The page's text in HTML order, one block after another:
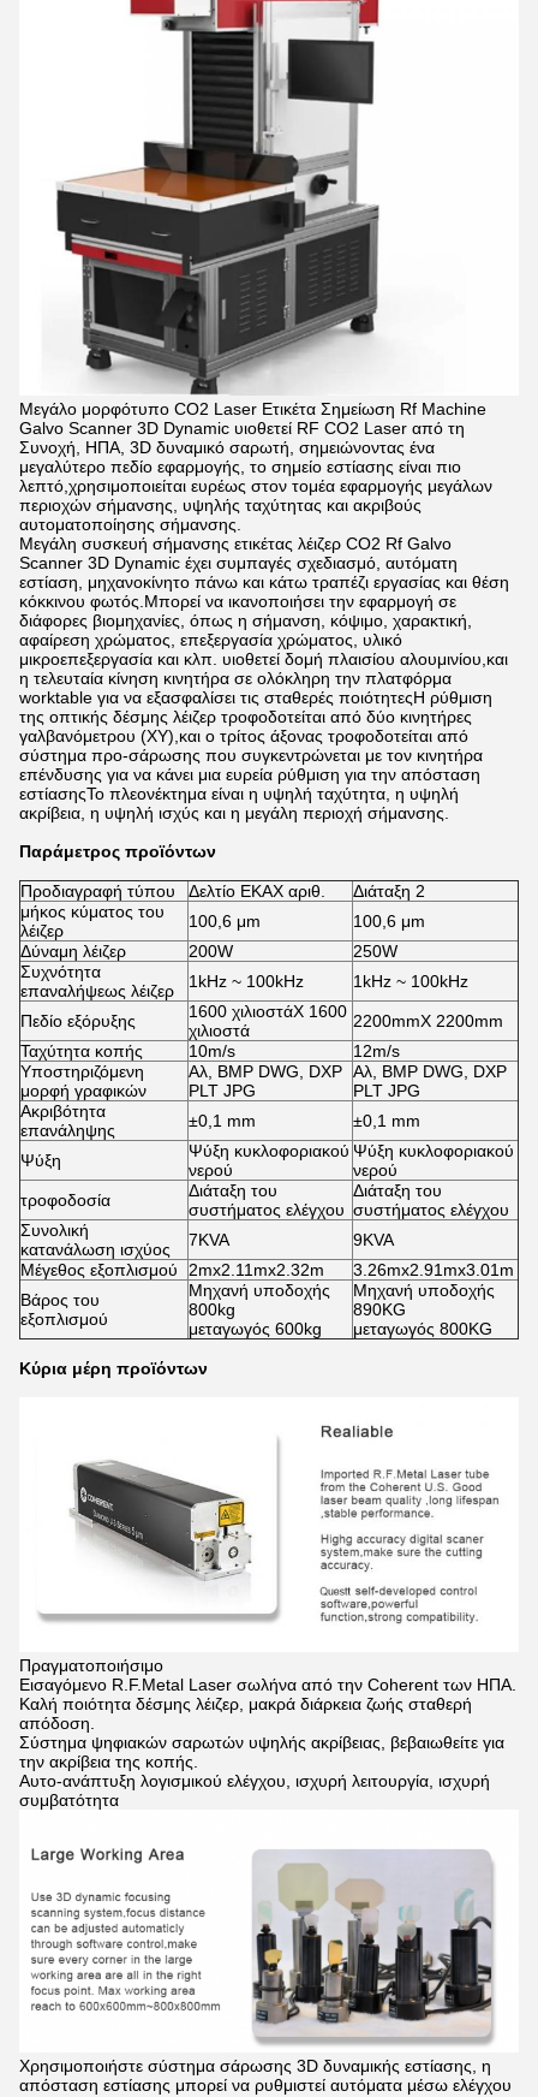
Μεγάλο μορφότυπο CO2 Laser Ετικέτα Σημείωση Rf Machine
Galvo Scanner 3D Dynamic υιοθετεί RF CO2 Laser από τη
Συνοχή, ΗΠΑ, 3D δυναμικό σαρωτή, σημειώνοντας ένα
μεγαλύτερο πεδίο εφαρμογής, το σημείο εστίασης είναι πιο
λεπτό,χρησιμοποιείται ευρέως στον τομέα εφαρμογής μεγάλων
περιοχών σήμανσης, υψηλής ταχύτητας και ακριβούς
αυτοματοποίησης σήμανσης.
Μεγάλη συσκευή σήμανσης ετικέτας λέιζερ CO2 Rf Galvo
Scanner 3D Dynamic έχει συμπαγές σχεδιασμό, αυτόματη
εστίαση, μηχανοκίνητο πάνω και κάτω τραπέζι εργασίας και θέση
κόκκινου φωτός.Μπορεί να ικανοποιήσει την εφαρμογή σε
διάφορες βιομηχανίες, όπως η σήμανση, κόψιμο, χαρακτική,
αφαίρεση χρώματος, επεξεργασία χρώματος, υλικό
μικροεπεξεργασία και κλπ. υιοθετεί δομή πλαισίου αλουμινίου,και
η τελευταία κίνηση κινητήρα σε ολόκληρη την πλατφόρμα
worktable για να εξασφαλίσει τις σταθερές ποιότητεςΗ ρύθμιση
της οπτικής δέσμης λέιζερ τροφοδοτείται από δύο κινητήρες
γαλβανόμετρου (XY),και ο τρίτος άξονας τροφοδοτείται από
σύστημα προ-σάρωσης που συγκεντρώνεται με τον κινητήρα
επένδυσης για να κάνει μια ευρεία ρύθμιση για την απόσταση
εστίασηςΤο πλεονέκτημα είναι η υψηλή ταχύτητα, η υψηλή
ακρίβεια, η υψηλή ισχύς και η μεγάλη περιοχή σήμανσης.
Παράμετρος προϊόντων
Προδιαγραφή τύπου Δελτίο ΕΚΑΧ αριθ.
Διάταξη 2
μήκος κύματος του
λέιζερ
100,6 μm
100,6 μm
Δύναμη λέιζερ
200W
250W
Συχνότητα
επαναλήψεως λέιζερ
1kHz ~ 100kHz 1kHz ~ 100kHz
Πεδίο εξόρυξης
1600 χιλιοστάX 1600
χιλιοστά
2200mmX 2200mm
Ταχύτητα κοπής
10m/s
12m/s
Υποστηριζόμενη
μορφή γραφικών
Αλ, BMP DWG, DXP
PLT JPG
Αλ, BMP DWG, DXP
PLT JPG
Ακριβότητα
επανάληψης
±0,1 mm ±0,1 mm
Ψύξη
Ψύξη κυκλοφοριακού
νερού
Ψύξη κυκλοφοριακού
νερού
τροφοδοσία
Διάταξη του
συστήματος ελέγχου
Διάταξη του
συστήματος ελέγχου
Συνολική
κατανάλωση ισχύος
7KVA
9KVA
Μέγεθος εξοπλισμού
2mx2.11mx2.32m
3.26mx2.91mx3.01m
Βάρος του
εξοπλισμού
Μηχανή υποδοχής
800kg
μεταγωγός 600kg
Μηχανή υποδοχής
890KG
μεταγωγός 800KG
Κύρια μέρη προϊόντων
Πραγματοποιήσιμο
Εισαγόμενο R.F.Metal Laser σωλήνα από την Coherent των ΗΠΑ.
Καλή ποιότητα δέσμης λέιζερ, μακρά διάρκεια ζωής σταθερή
απόδοση.
Σύστημα ψηφιακών σαρωτών υψηλής ακρίβειας, βεβαιωθείτε για
την ακρίβεια της κοπής.
Αυτο-ανάπτυξη λογισμικού ελέγχου, ισχυρή λειτουργία, ισχυρή
συμβατότητα
Χρησιμοποιήστε σύστημα σάρωσης 3D δυναμικής εστίασης, η
απόσταση εστίασης μπορεί να ρυθμιστεί αυτόματα μέσω ελέγχου